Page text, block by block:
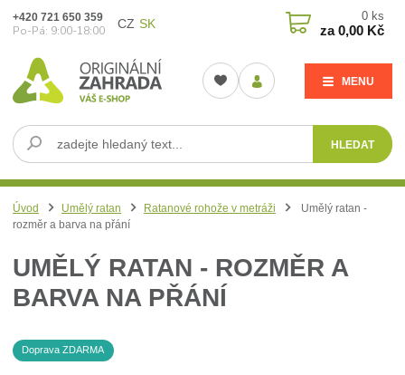
CZ SK
MENU
HLEDAT
+420 721 650 359
Po-Pá: 9:00-18:00
0 ks
za0,00 Kč
Úvod Umělý ratan Ratanové rohože v metráži
Umělý ratan -
rozměr a barva na přání
UMĚLÝ RATAN - ROZMĚR A
BARVA NA PŘÁNÍ
Doprava ZDARMA